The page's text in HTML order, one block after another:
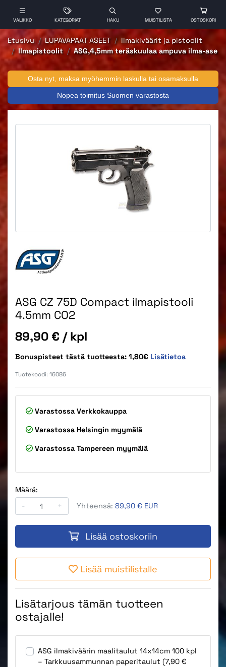
VALIKKO KATEGORIAT HAKU MUISTILISTA OSTOSKORI
Etusivu LUPAVAPAAT ASEET
Ilmakiväärit ja pistoolit
Ilmapistoolit
ASG,4,5mm teräskuulaa ampuva ilma-ase
Osta nyt, maksa myöhemmin laskulla tai osamaksulla
Nopea toimitus Suomen varastosta
ASG CZ 75D Compact ilmapistooli
4.5mm CO2
Hinta
89,90 € / kpl
Bonuspisteet tästä tuotteesta: 1,80€ Lisätietoa
Tuotekoodi: 16086
Varastossa Verkkokauppa
Varastossa Helsingin myymälä
Varastossa Tampereen myymälä
Määrä:
-
+ Yhteensä: 89,90 € EUR
Lisää ostoskoriin
Lisää muistilistalle
Lisätarjous tämän tuotteen
ostajalle!
ASG ilmakiväärin maalitaulut 14x14cm 100 kpl
– Tarkkuusammunnan paperitaulut (7,90 €